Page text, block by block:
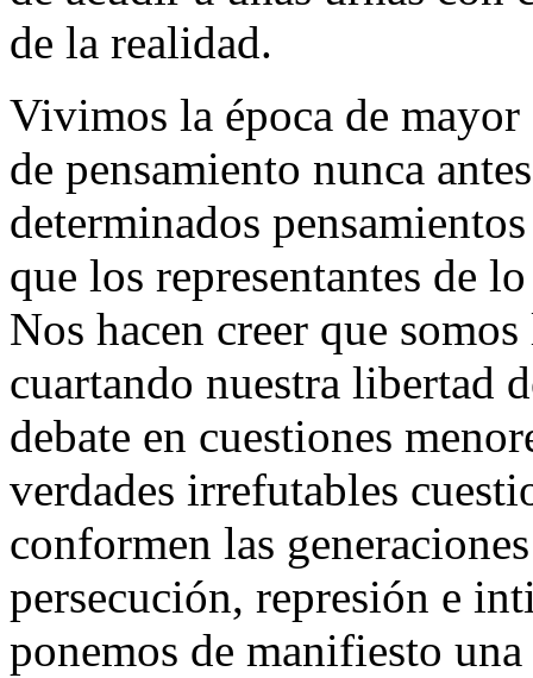
de la realidad.
Vivimos la época de
de pensamiento nunca
determinados
que los representantes de
Nos hacen creer que
cuartando nuestra libertad
debate en cuestiones
verdades irrefutables
conformen las
persecución, represión e
ponemos de manifiesto